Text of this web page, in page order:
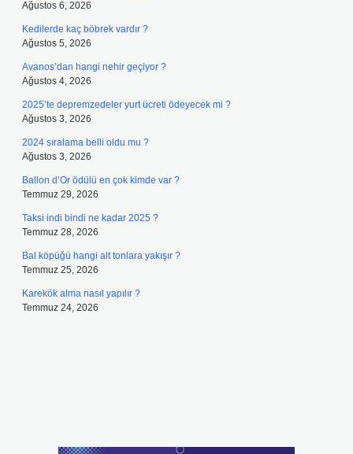
Ağustos 6, 2026
Kedilerde kaç böbrek vardır ?
Ağustos 5, 2026
Avanos’dan hangi nehir geçiyor ?
Ağustos 4, 2026
2025’te depremzedeler yurt ücreti ödeyecek mi ?
Ağustos 3, 2026
2024 sıralama belli oldu mu ?
Ağustos 3, 2026
Ballon d’Or ödülü en çok kimde var ?
Temmuz 29, 2026
Taksi indi bindi ne kadar 2025 ?
Temmuz 28, 2026
Bal köpüğü hangi alt tonlara yakışır ?
Temmuz 25, 2026
Karekök alma nasıl yapılır ?
Temmuz 24, 2026